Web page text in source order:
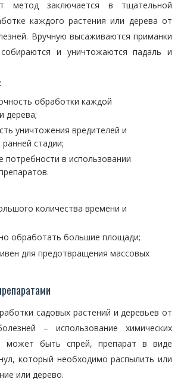
метод заключается в тщательной
каждого растения или дерева от
Вручную высаживаются приманки
и уничтожаются падаль и
обработки каждой
дерева;
уничтожения вредителей и
стадии;
потребности в использовании
количества времени и
обработать большие площади;
для предотвращения массовых
садовых растений и деревьев от
– использование химических
может быть спрей, препарат в виде
который необходимо распылить или
или дерево.